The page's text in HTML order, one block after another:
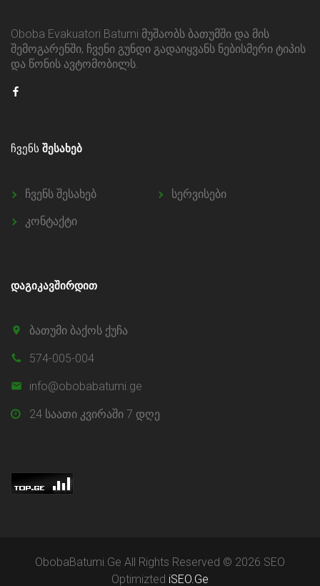
Oboba Evakuatori Batumi მუშაობს ბათუმში და მის
შემოგარენში, ჩვენი გუნდი გადაიყვანს ნებისმერი ტიპის
და წონის ავტომობილს.
ᲩᲕᲔᲜᲡ ᲨᲔᲡᲐᲮᲔᲑ
ჩვენს შესახებ
სერვისები
კონტაქტი
ᲓᲐᲒᲘᲙᲐᲕᲨᲘᲠᲓᲘᲗ
ბათუმი ბაქოს ქუჩა
574-005-004
info@obobabatumi.ge
24 საათი კვირაში 7 დღე
ObobaBatumi.Ge All Rights Reserved © 2026 SEO
Optimizted iSEO.Ge